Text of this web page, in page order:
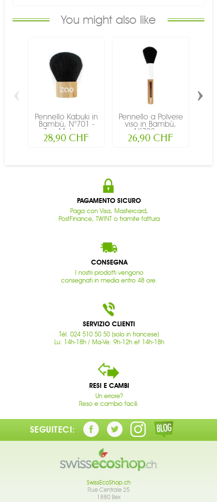
You might also like
Pennello Kabuki in
Bambù, N°701 -
Zao Make-up
28,90 CHF
Pennello a Polvere
viso in Bambù,
N°702 -...
26,90 CHF
‹ ›
PAGAMENTO SICURO
Paga con Visa, Mastercard,
PostFinance, TWINT o tramite fattura
CONSEGNA
I nostri prodotti vengono
consegnati in media entro 48 ore.
SERVIZIO CLIENTI
Tél. 024 510 50 50 (solo in francese)
Lu: 14h-18h / Ma-Ve: 9h-12h et 14h-18h
RESI E CAMBI
Un errore?
Reso e cambio facili.
SEGUITECI:
SwissEcoShop.ch
Rue Centrale 25
1880 Bex